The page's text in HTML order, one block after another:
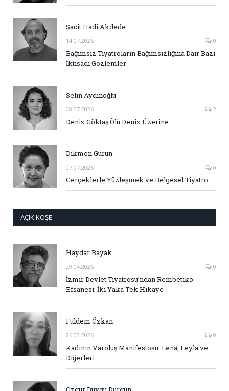
Sacit Hadi Akdede
14.07.2026 0
Bağımsız Tiyatroların Bağımsızlığına Dair Bazı
İktisadi Gözlemler
Selin Aydınoğlu
08.07.2026 2
Deniz Göktaş Ölü Deniz Üzerine
Dikmen Gürün
07.07.2026 0
Gerçeklerle Yüzleşmek ve Belgesel Tiyatro
AÇIK KÖŞE
Haydar Bayak
29.04.2026 0
İzmir Devlet Tiyatrosu’ndan Rembetiko
Efsanesi: İki Yaka Tek Hikaye
Fuldem Özkan
26.03.2026 0
Kadının Varoluş Manifestosu: Lena, Leyla ve
Diğerleri